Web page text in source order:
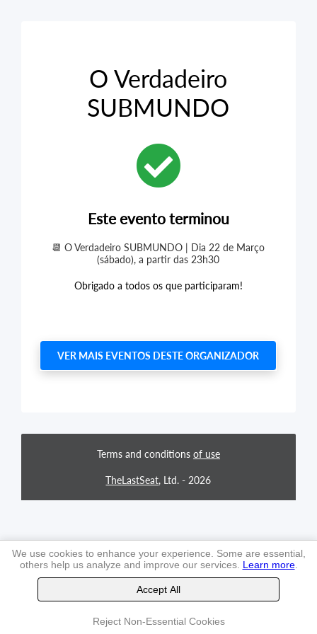
O Verdadeiro
SUBMUNDO
Este evento terminou
📆 O Verdadeiro SUBMUNDO | Dia 22 de Março
(sábado), a partir das 23h30
Obrigado a todos os que participaram!
VER MAIS EVENTOS DESTE ORGANIZADOR
Terms and conditions of use
TheLastSeat, Ltd. - 2026
We use cookies to enhance your experience. Some are essential,
others help us analyze and improve our services. Learn more.
Accept All
Reject Non-Essential Cookies